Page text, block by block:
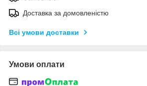
Доставка за домовленістю
Всі умови доставки
Умови оплати